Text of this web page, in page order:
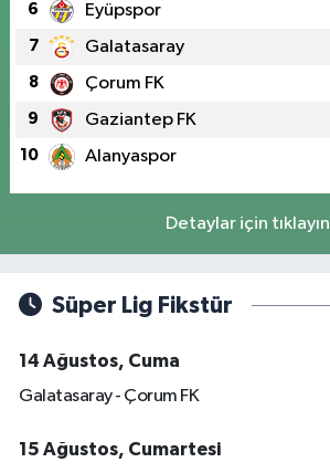
6 Eyüpspor
7 Galatasaray
8 Çorum FK
9 Gaziantep FK
10 Alanyaspor
Detaylar için tıklayın
Süper Lig Fikstür
14 Ağustos, Cuma
Galatasaray - Çorum FK
15 Ağustos, Cumartesi